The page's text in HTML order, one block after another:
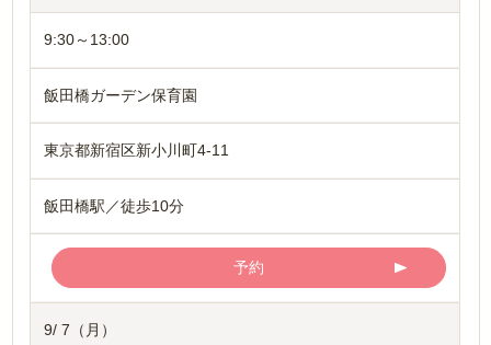
9:30～13:00
飯田橋ガーデン保育園
東京都新宿区新小川町4-11
飯田橋駅／徒歩10分
予約
9/ 7（月）